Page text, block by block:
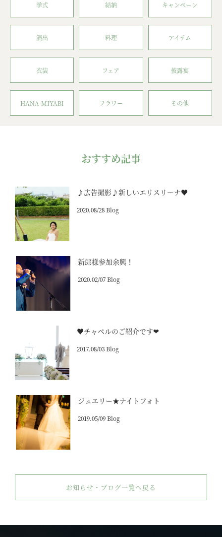
挙式 結納 キャンペーン
演出 料理 アイテム
衣装 フェア 披露宴
HANA-MIYABI フラワー その他
おすすめ記事
♪広告撮影♪新しいエリスリーナ♥
2020.08/28 Blog
新郎様参加余興！
2020.02/07 Blog
♥チャペルのご紹介です❤
2017.08/03 Blog
ジュエリー★ナイトフォト
2019.05/09 Blog
お知らせ・ブログ一覧へ戻る